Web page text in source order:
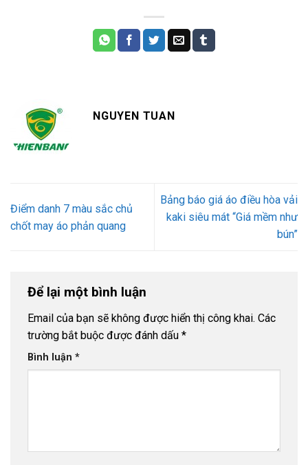
NGUYEN TUAN
Điểm danh 7 màu sắc chủ
chốt may áo phản quang
Bảng báo giá áo điều hòa vải
kaki siêu mát “Giá mềm như
bún”
Để lại một bình luận
Email của bạn sẽ không được hiển thị công khai. Các
trường bắt buộc được đánh dấu *
Bình luận *